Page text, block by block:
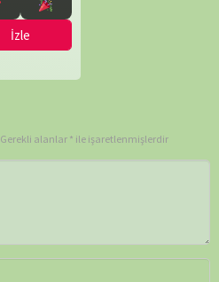
İzle
Gerekli alanlar * ile işaretlenmişlerdir